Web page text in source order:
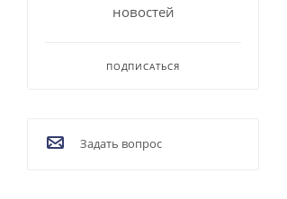
новостей
ПОДПИСАТЬСЯ
Задать вопрос